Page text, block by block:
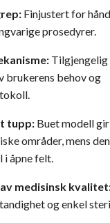
Finjustert for
prosedyrer.
Tilgjengelig
brukerens behov og
tupp: Buet modell
områder, mens
åpne felt.
medisinsk
og enkel